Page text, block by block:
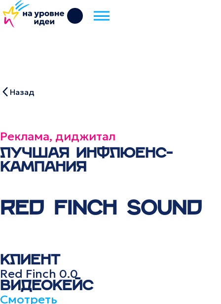
Назад
Реклама, диджитал
ЛУЧШАЯ ИНФЛЮЕНС-
КАМПАНИЯ
RED FINCH SOUND
КЛИЕНТ
Red Finch 0.0
ВИДЕОКЕЙС
Смотреть